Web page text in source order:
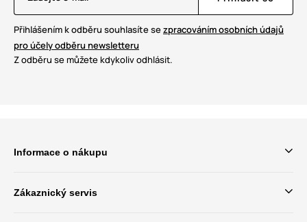
Přihlášením k odběru souhlasíte sezpracováním osobních údajů
pro účely odběru newsletteru
Z odběru se můžete kdykoliv odhlásit.
Informace o nákupu
Zákaznický servis